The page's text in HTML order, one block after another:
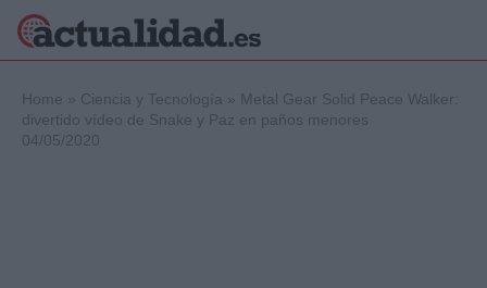
Home » Ciencia y Tecnología » Metal Gear Solid Peace Walker:
divertido vídeo de Snake y Paz en paños menores
04/05/2020